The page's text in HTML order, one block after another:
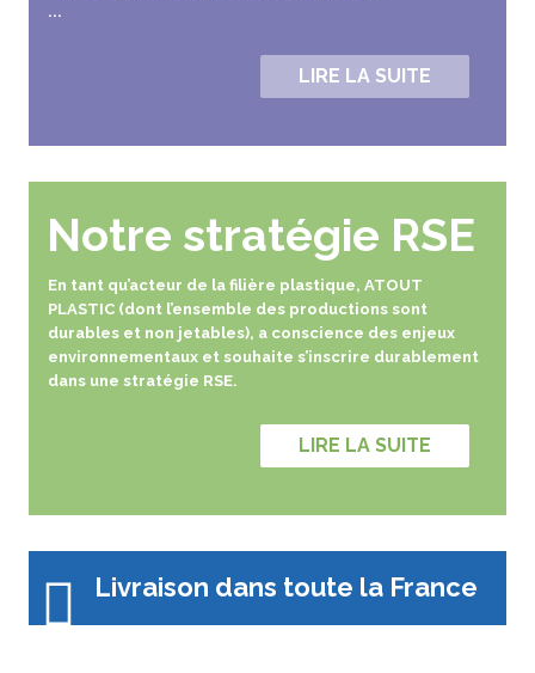
...
LIRE LA SUITE
Notre stratégie RSE
En tant qu’acteur de la filière plastique, ATOUT
PLASTIC (dont l’ensemble des productions sont
durables et non jetables), a conscience des enjeux
environnementaux et souhaite s’inscrire durablement
dans une stratégie RSE.
LIRE LA SUITE
Livraison dans toute la France